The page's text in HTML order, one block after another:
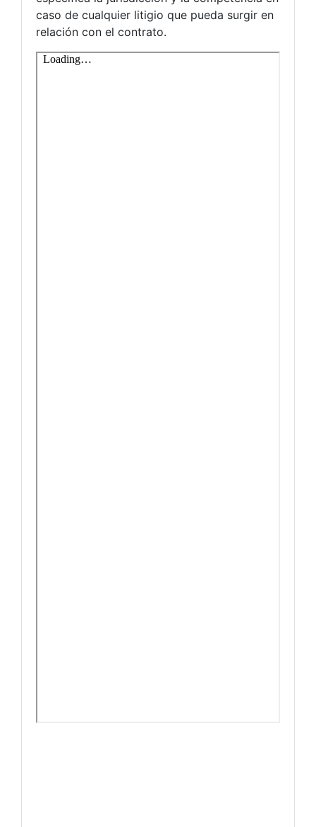
caso de cualquier litigio que pueda surgir en
relación con el contrato.